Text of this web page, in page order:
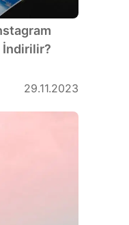
İndirilir?
29.11.2023